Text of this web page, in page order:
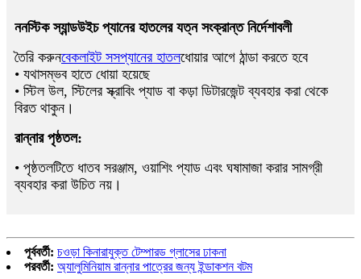
ননস্টিক স্যান্ডউইচ প্যানের হাতলের যত্ন সংক্রান্ত নির্দেশাবলী
তৈরি করুনবেকলাইট সসপ্যানের হাতলধোয়ার আগে ঠান্ডা করতে হবে
• যথাসম্ভব হাতে ধোয়া হয়েছে
• স্টিল উল, স্টিলের স্ক্রাবিং প্যাড বা কড়া ডিটারজেন্ট ব্যবহার করা থেকে
বিরত থাকুন।
রান্নার পৃষ্ঠতল:
• পৃষ্ঠতলটিতে ধাতব সরঞ্জাম, ওয়াশিং প্যাড এবং ঘষামাজা করার সামগ্রী
ব্যবহার করা উচিত নয়।
পূর্ববর্তী: চওড়া কিনারাযুক্ত টেম্পারড গ্লাসের ঢাকনা
পরবর্তী: অ্যালুমিনিয়াম রান্নার পাত্রের জন্য ইন্ডাকশন বটম